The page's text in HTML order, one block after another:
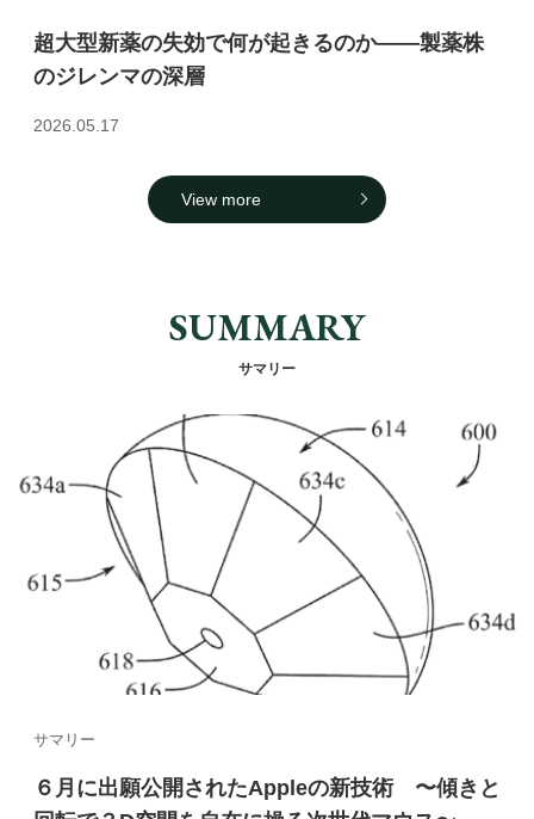
超大型新薬の失効で何が起きるのか――製薬株
のジレンマの深層
2026.05.17
View more
SUMMARY
サマリー
サマリー
６月に出願公開されたAppleの新技術 〜傾きと